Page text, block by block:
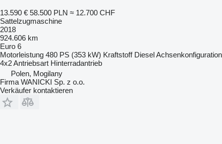
13.590 € 58.500 PLN ≈ 12.700 CHF
Sattelzugmaschine
2018
924.606 km
Euro 6
Motorleistung 480 PS (353 kW) Kraftstoff DieselAchsenkonfiguration
4x2Antriebsart Hinterradantrieb
Polen, Mogilany
Firma WANICKI Sp. z o.o.
Verkäufer kontaktieren